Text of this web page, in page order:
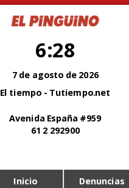
6:28
7 de agosto de 2026
El tiempo - Tutiempo.net
Avenida España #959
61 2 292900
Inicio Denuncias